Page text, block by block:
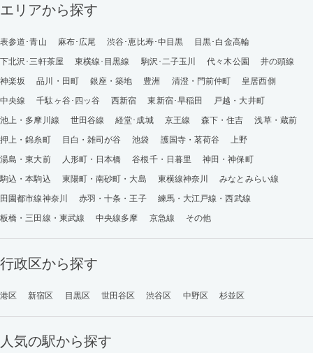
エリアから探す
表参道･青山 麻布･広尾 渋谷･恵比寿･中目黒
目黒･白金高輪
下北沢･三軒茶屋
東横線･目黒線 駒沢･二子玉川 代々木公園
井の頭線
神楽坂
品川・田町 銀座・築地 豊洲 清澄・門前仲町
皇居西側
中央線
千駄ヶ谷･四ッ谷 西新宿 東新宿･早稲田
戸越・大井町
池上・多摩川線
世田谷線 経堂･成城 京王線 森下・住吉
浅草・蔵前
押上・錦糸町
目白・雑司が谷 池袋 護国寺・茗荷谷
上野
湯島・東大前
人形町・日本橋 谷根千・日暮里
神田・神保町
駒込・本駒込
東陽町・南砂町・大島 東横線神奈川
みなとみらい線
田園都市線神奈川
赤羽・十条・王子
練馬・大江戸線・西武線
板橋・三田線・東武線
中央線多摩 京急線 その他
行政区から探す
港区 新宿区 目黒区 世田谷区 渋谷区 中野区 杉並区
人気の駅から探す